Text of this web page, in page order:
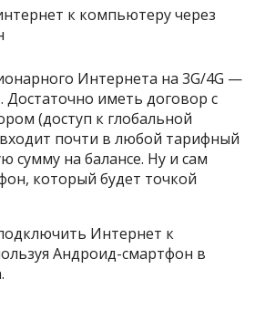
Интернета на 3G/4G —
Достаточно иметь договор с
(доступ к глобальной
входит почти в любой тарифный
сумму на балансе. Ну и сам
который будет точкой
Интернет к
Андроид-смартфон в